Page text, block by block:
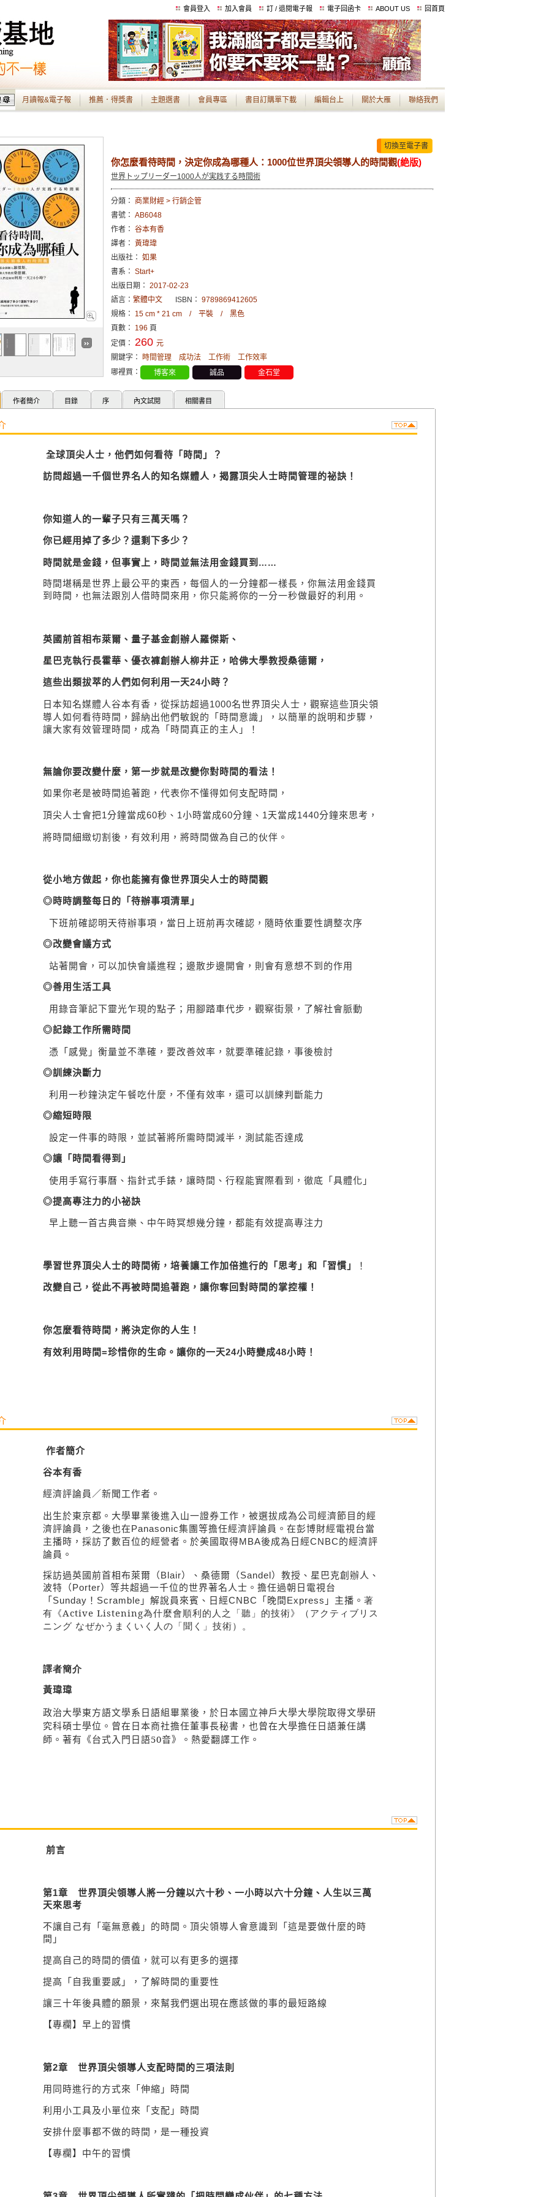
會員登入 加入會員 訂 / 退閱電子報 電子回函卡 ABOUT US 回首頁
月讀報&電子報 推薦．得獎書 主題選書 會員專區 書目訂購單下載 編輯台上 關於大雁 聯絡我們
切換至電子書
你怎麼看待時間，決定你成為哪種人：1000位世界頂尖領導人的時間觀(絶版)
世界トップリーダー1000人が実践する時間術
分類： 商業財經 > 行銷企管
書號： AB6048
作者： 谷本有香
譯者： 黃瑋瑋
出版社： 如果
書系： Start+
出版日期： 2017-02-23
語言： 繁體中文 ISBN： 9789869412605
規格： 15 cm * 21 cm / 平裝 / 黑色
頁數： 196 頁
定價： 260 元
關鍵字： 時間管理 成功法 工作術
工作效率
哪裡買：
博客來 誠品 金石堂
作者簡介 目錄 序 內文試閱 相關書目
全球頂尖人士，他們如何看待「時間」？
訪問超過一千個世界名人的知名媒體人，揭露頂尖人士時間管理的祕訣！
你知道人的一輩子只有三萬天嗎？
你已經用掉了多少？還剩下多少？
時間就是金錢，但事實上，時間並無法用金錢買到……
時間堪稱是世界上最公平的東西，每個人的一分鐘都一樣長，你無法用金錢買
到時間，也無法跟別人借時間來用，你只能將你的一分一秒做最好的利用。
英國前首相布萊爾、量子基金創辦人羅傑斯、
星巴克執行長霍華、優衣褲創辦人柳井正，哈佛大學教授桑德爾，
這些出類拔萃的人們如何利用一天24小時？
日本知名媒體人谷本有香，從採訪超過1000名世界頂尖人士，觀察這些頂尖領
導人如何看待時間，歸納出他們敏銳的「時間意識」，以簡單的說明和步驟，
讓大家有效管理時間，成為「時間真正的主人」！
無論你要改變什麼，第一步就是改變你對時間的看法！
如果你老是被時間追著跑，代表你不懂得如何支配時間，
頂尖人士會把1分鐘當成60秒、 1小時當成60分鐘、 1天當成1440分鐘來思考，
將時間細緻切割後，有效利用，將時間做為自己的伙伴。
從小地方做起，你也能擁有像世界頂尖人士的時間觀
◎時時調整每日的「待辦事項清單」
下班前確認明天待辦事項，當日上班前再次確認，隨時依重要性調整次序
◎改變會議方式
站著開會，可以加快會議進程；邊散步邊開會，則會有意想不到的作用
◎善用生活工具
用錄音筆記下靈光乍現的點子；用腳踏車代步，觀察街景，了解社會脈動
◎記錄工作所需時間
憑「感覺」衡量並不準確，要改善效率，就要準確記錄，事後檢討
◎訓練決斷力
利用一秒鐘決定午餐吃什麼，不僅有效率，還可以訓練判斷能力
◎縮短時限
設定一件事的時限，並試著將所需時間減半，測試能否達成
◎讓「時間看得到」
使用手寫行事曆、指針式手錶，讓時間、行程能實際看到，徹底「具體化」
◎提高專注力的小祕訣
早上聽一首古典音樂、中午時冥想幾分鐘，都能有效提高專注力
學習世界頂尖人士的時間術， 培養讓工作加倍進行的「思考」和「習慣」 ！
改變自己，從此不再被時間追著跑，讓你奪回對時間的掌控權！
你怎麼看待時間，將決定你的人生！
有效利用時間=珍惜你的生命。 讓你的一天24小時變成48小時！
作者簡介
谷本有香
經濟評論員／新聞工作者。
出生於東京都。大學畢業後進入山一證券工作，被選拔成為公司經濟節目的經
濟評論員，之後也在Panasonic集團等擔任經濟評論員。在彭博財經電視台當
主播時，採訪了數百位的經營者。於美國取得MBA後成為日經CNBC的經濟評
論員。
採訪過英國前首相布萊爾（Blair）、 桑德爾（Sandel） 教授、星巴克創辦人、
波特（Porter）等共超過一千位的世界著名人士。擔任過朝日電視台
「 Sunday ！ Scramble 」解說員來賓、 日經CNBC 「晚間 Express 」主播。 著
有《Active Listening為什麼會順利的人之「聽」的技術》（アクティブリス
ニング なぜかうまくいく人の「聞く」技術） 。
譯者簡介
黃瑋瑋
政治大學東方語文學系日語組畢業後，於日本國立神戶大學大學院取得文學研
究科碩士學位。曾在日本商社擔任董事長秘書，也曾在大學擔任日語兼任講
師。著有 《台式入門日語50音》。熱愛翻譯工作。
前言
第1章 世界頂尖領導人將一分鐘以六十秒、一小時以六十分鐘、人生以三萬
天來思考
不讓自己有「毫無意義」的時間。頂尖領導人會意識到「這是要做什麼的時
間」
提高自己的時間的價值，就可以有更多的選擇
提高「自我重要感」，了解時間的重要性
讓三十年後具體的願景，來幫我們選出現在應該做的事的最短路線
【專欄】早上的習慣
第2章 世界頂尖領導人支配時間的三項法則
用同時進行的方式來「伸縮」時間
利用小工具及小單位來「支配」時間
安排什麼事都不做的時間，是一種投資
【專欄】中午的習慣